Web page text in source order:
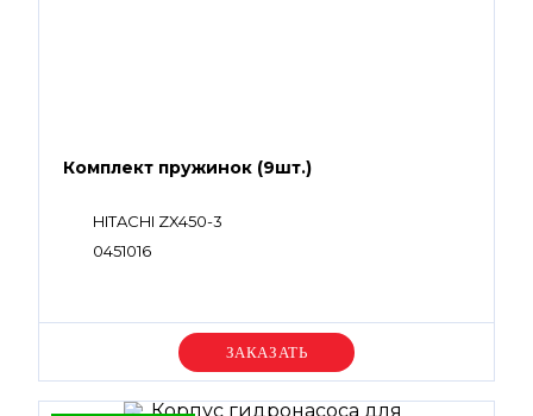
Комплект пружинок (9шт.)
HITACHI ZX450-3
0451016
Уточняйте цену